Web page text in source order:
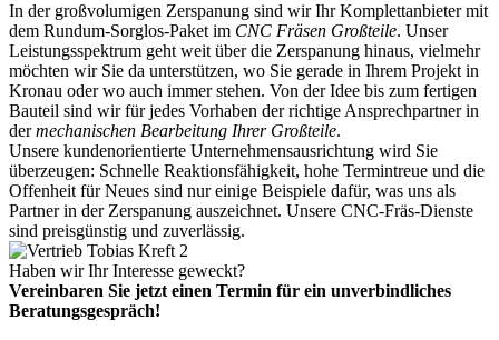
In der großvolumigen Zerspanung sind wir Ihr Komplettanbieter mit
dem Rundum-Sorglos-Paket im CNC Fräsen Großteile. Unser
Leistungsspektrum geht weit über die Zerspanung hinaus, vielmehr
möchten wir Sie da unterstützen, wo Sie gerade in Ihrem Projekt in
Kronau oder wo auch immer stehen. Von der Idee bis zum fertigen
Bauteil sind wir für jedes Vorhaben der richtige Ansprechpartner in
dermechanischen Bearbeitung Ihrer Großteile.
Unsere kundenorientierte Unternehmensausrichtung wird Sie
überzeugen: Schnelle Reaktionsfähigkeit, hohe Termintreue und die
Offenheit für Neues sind nur einige Beispiele dafür, was uns als
Partner in der Zerspanung auszeichnet. Unsere CNC-Fräs-Dienste
sind preisgünstig und zuverlässig.
Haben wir Ihr Interesse geweckt?
Vereinbaren Sie jetzt einen Termin für ein unverbindliches
Beratungsgespräch!